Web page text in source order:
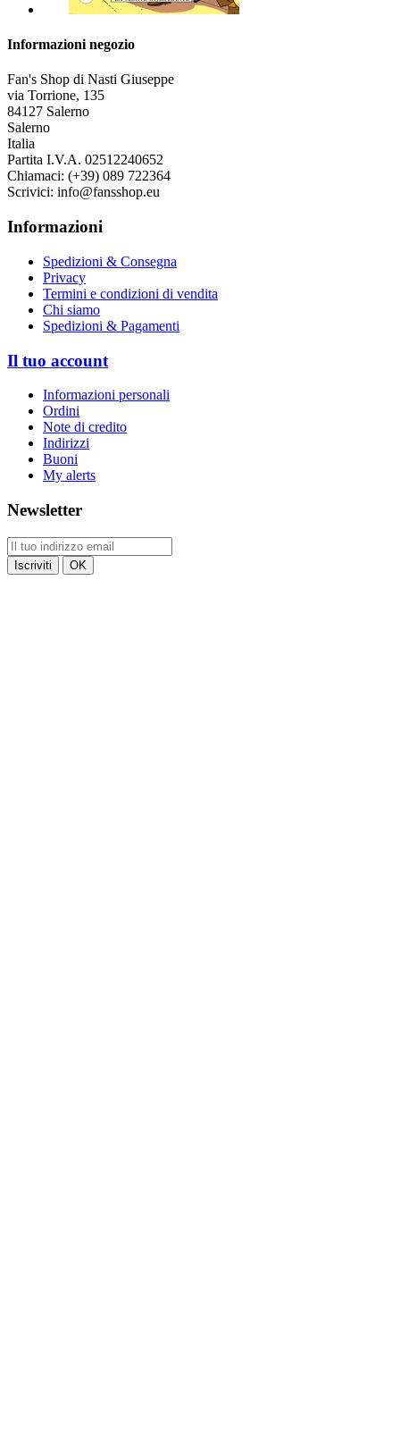
Informazioni negozio
Fan's Shop di Nasti Giuseppe
via Torrione, 135
84127 Salerno
Salerno
Italia
Partita I.V.A. 02512240652
Chiamaci: (+39) 089 722364
Scrivici: info@fansshop.eu
Informazioni
Spedizioni & Consegna
Privacy
Termini e condizioni di vendita
Chi siamo
Spedizioni & Pagamenti
Il tuo account
Informazioni personali
Ordini
Note di credito
Indirizzi
Buoni
My alerts
Newsletter